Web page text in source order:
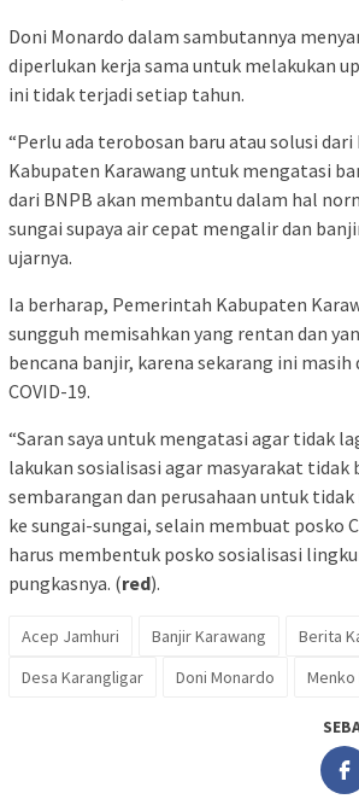
Doni Monardo dalam sambutannya
diperlukan kerja sama untuk melakukan
ini tidak terjadi setiap tahun.
“Perlu ada terobosan baru atau solusi
Kabupaten Karawang untuk mengatasi
dari BNPB akan membantu dalam hal
sungai supaya air cepat mengalir dan
ujarnya.
Ia berharap, Pemerintah Kabupaten
sungguh memisahkan yang rentan dan
bencana banjir, karena sekarang ini
COVID-19.
“Saran saya untuk mengatasi agar tidak
lakukan sosialisasi agar masyarakat tidak
sembarangan dan perusahaan untuk
ke sungai-sungai, selain membuat posko
harus membentuk posko sosialisasi
pungkasnya. (red).
Acep Jamhuri Banjir Karawang Berita
Desa Karangligar
Doni Monardo Menko